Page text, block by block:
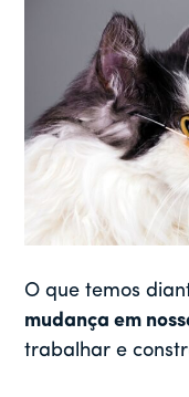
O que temos
mudança em
trabalhar e